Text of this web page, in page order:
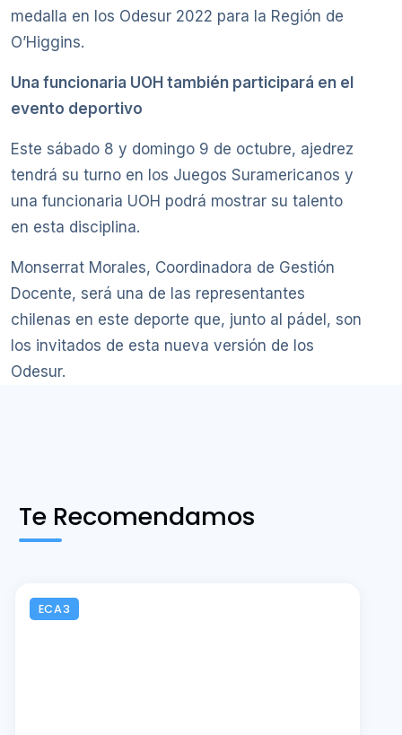
medalla en los Odesur 2022 para la Región de
O’Higgins.
Una funcionaria UOH también participará en el
evento deportivo
Este sábado 8 y domingo 9 de octubre, ajedrez
tendrá su turno en los Juegos Suramericanos y
una funcionaria UOH podrá mostrar su talento
en esta disciplina.
Monserrat Morales, Coordinadora de Gestión
Docente, será una de las representantes
chilenas en este deporte que, junto al pádel, son
los invitados de esta nueva versión de los
Odesur.
Te Recomendamos
ECA3